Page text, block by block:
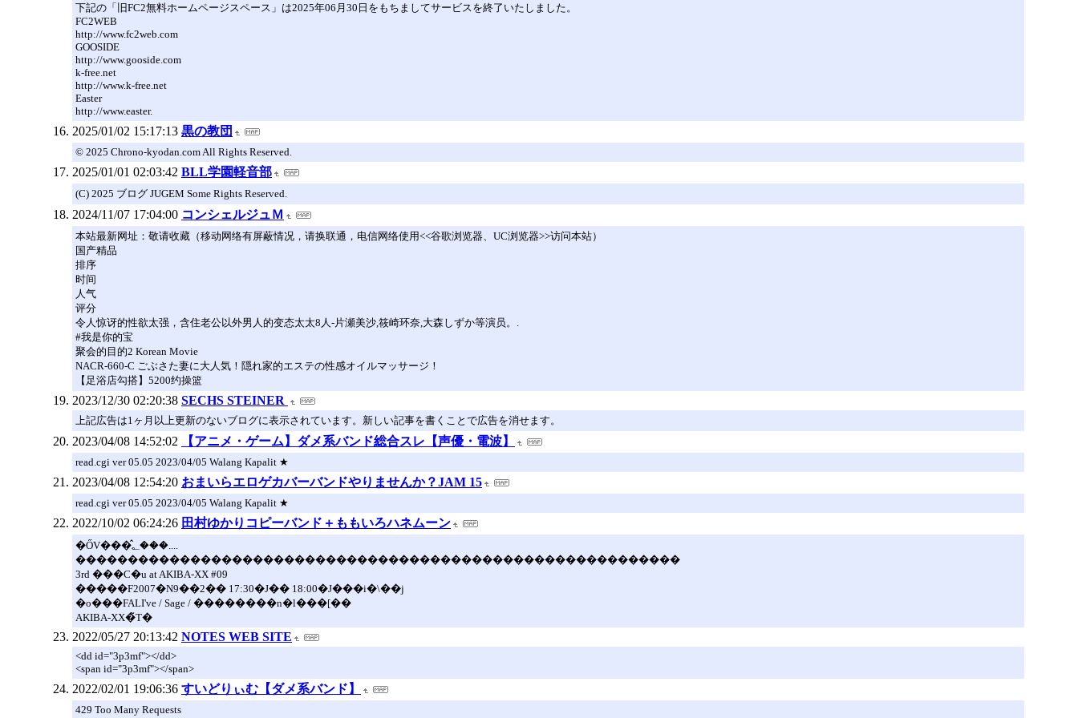
下記の「旧FC2無料ホームページスペース」は2025年06月30日をもちましてサービスを終了いたしました。
FC2WEB
http://www.fc2web.com
GOOSIDE
http://www.gooside.com
k-free.net
http://www.k-free.net
Easter
http://www.easter.
2025/01/02 15:17:13 黒の教団
© 2025 Chrono-kyodan.com All Rights Reserved.
2025/01/01 02:03:42 BLL学園軽音部
(C) 2025 ブログ JUGEM Some Rights Reserved.
2024/11/07 17:04:00 コンシェルジュＭ
本站最新网址：敬请收藏（移动网络有屏蔽情况，请换联通，电信网络使用<<谷歌浏览器、UC浏览器>>访问本站）
国产精品
排序
时间
人气
评分
令人惊讶的性欲太强，含住老公以外男人的变态太太8人-片瀬美沙,筱崎环奈,大森しずか等演员。.
#我是你的宝
聚会的目的2 Korean Movie
NACR-660-C ごぶさた妻に大人気！隠れ家的エステの性感オイルマッサージ！
【足浴店勾搭】5200约操篮
2023/12/30 02:20:38 SECHS STEINER
上記広告は1ヶ月以上更新のないブログに表示されています。新しい記事を書くことで広告を消せます。
2023/04/08 14:52:02 【アニメ・ゲーム】ダメ系バンド総合スレ【声優・電波】
read.cgi ver 05.05 2023/04/05 Walang Kapalit ★
2023/04/08 12:54:20 おまいらエロゲカバーバンドやりませんか？JAM 15
read.cgi ver 05.05 2023/04/05 Walang Kapalit ★
2022/10/02 06:24:26 田村ゆかりコピーバンド＋ももいろハネムーン
�ŐV���̂؂���....
����������������������������������������������������������
3rd ���C�u at AKIBA-XX #09
�����F2007�N9��2�� 17:30�J�� 18:00�J���i�\��j
�o���FALI've / Sage / ��������n�l���[��
AKIBA-XX�̃T�
2022/05/27 20:13:42 NOTES WEB SITE
<dd id="3p3mf"></dd>
<span id="3p3mf"></span>
2022/02/01 19:06:36 すいどりぃむ【ダメ系バンド】
429 Too Many Requests